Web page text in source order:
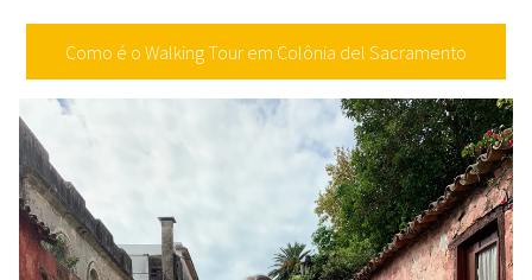
Como é o Walking Tour em Colônia del Sacramento